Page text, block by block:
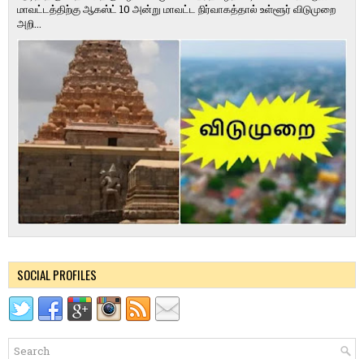
மாவட்டத்திற்கு ஆகஸ்ட் 10 அன்று மாவட்ட நிர்வாகத்தால் உள்ளூர் விடுமுறை
அறி...
SOCIAL PROFILES